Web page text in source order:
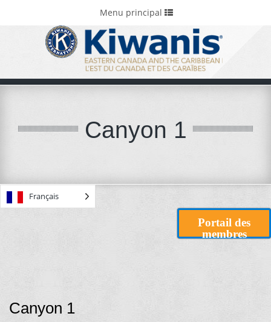
Accueil Portails et fondations
Toggle
navigation
Menu principal
Canyon 1
Français
Portail des
membres
Canyon 1